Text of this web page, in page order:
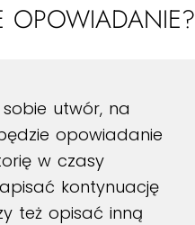
OPOWIADANIE?
utwór, na
opowiadanie
w czasy
kontynuację
też opisać inną